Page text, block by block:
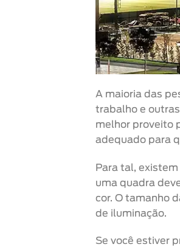
A maioria das
trabalho e
melhor proveito
adequado para
Para tal, existem
uma quadra
cor. O tamanho
de iluminação.
Se você estiver